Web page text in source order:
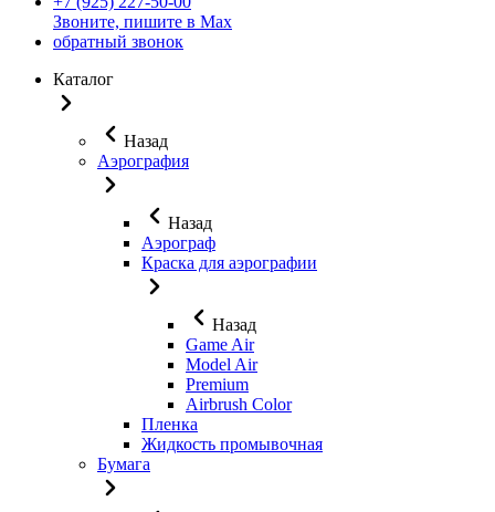
Звоните, пишите в Max
обратный звонок
Каталог
Назад
Аэрография
Назад
Аэрограф
Краска для аэрографии
Назад
Game Air
Model Air
Premium
Airbrush Color
Пленка
Жидкость промывочная
Бумага